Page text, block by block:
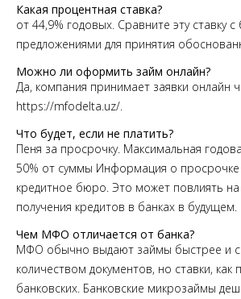
Какая процентная ставка?
от 44,9% годовых. Сравните эту ставку с
предложениями для принятия
Можно ли оформить займ онлайн?
Да, компания принимает заявки онлайн
https://mfodelta.uz/.
Что будет, если не платить?
Пеня за просрочку. Максимальная
50% от суммы Информация о просрочке
кредитное бюро. Это может повлиять
получения кредитов в банках в будущем.
Чем МФО отличается от банка?
МФО обычно выдают займы быстрее и
количеством документов, но ставки,
банковских. Банковские микрозаймы